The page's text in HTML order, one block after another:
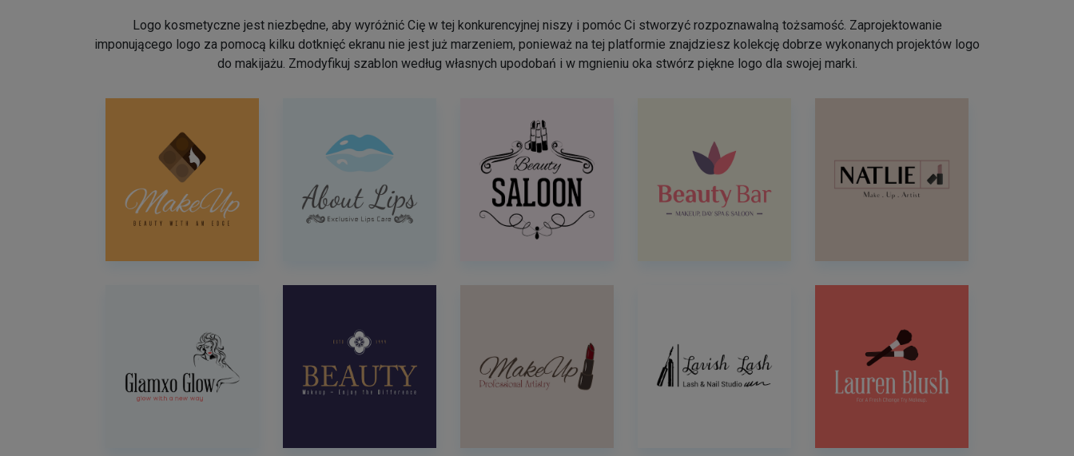
Logo kosmetyczne jest niezbędne, aby wyróżnić Cię w tej konkurencyjnej niszy i pomóc Ci stworzyć rozpoznawalną tożsamość. Zaprojektowanie
imponującego logo za pomocą kilku dotknięć ekranu nie jest już marzeniem, ponieważ na tej platformie znajdziesz kolekcję dobrze wykonanych projektów logo
do makijażu. Zmodyfikuj szablon według własnych upodobań i w mgnieniu oka stwórz piękne logo dla swojej marki.